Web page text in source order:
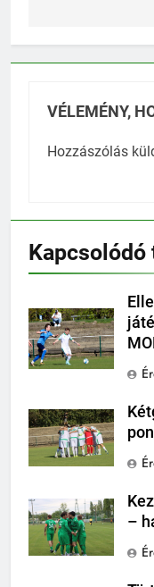
VÉLEMÉNY,
Hozzászólás
Kapcsolódó
–